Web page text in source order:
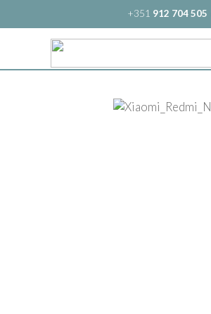
+351 912 704 505